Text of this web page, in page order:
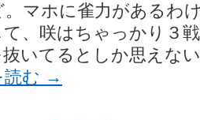
有珠山高校！（キャラについてひたすら語
咲-Saki- / 小蒔「渚のあわあわダブリィレイ
敗神話 - 咲-Saki- / 哲学的に考えてみる園城
(08:27)
ギュアと聞いたので
マホに雀力があるわ
、咲はちゃっかり３
いてるとしか思えな
む →